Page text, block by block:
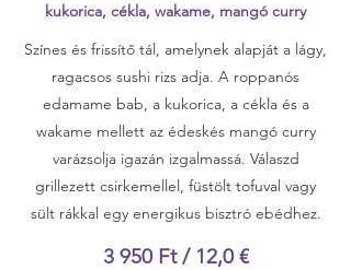
kukorica, cékla, wakame, mangó curry
Színes és frissítő tál, amelynek alapját a lágy,
ragacsos sushi rizs adja. A roppanós
edamame bab, a kukorica, a cékla és a
wakame mellett az édeskés mangó curry
varázsolja igazán izgalmassá. Válaszd
grillezett csirkemellel, füstölt tofuval vagy
sült rákkal egy energikus bisztró ebédhez.
3 950 Ft / 12,0 €